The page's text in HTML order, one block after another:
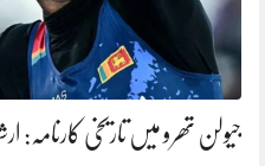
جیولن تھرو میں تاریخی کارنامہ: